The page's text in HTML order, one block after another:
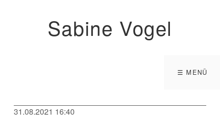
Sabine Vogel
☰ MENÜ
31.08.2021 16:40